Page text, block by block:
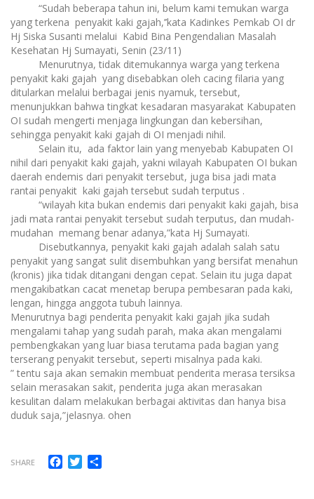
“Sudah beberapa tahun ini, belum kami temukan warga
yang terkena penyakit kaki gajah,’’kata Kadinkes Pemkab OI dr
Hj Siska Susanti melalui Kabid Bina Pengendalian Masalah
Kesehatan Hj Sumayati, Senin (23/11)
Menurutnya, tidak ditemukannya warga yang terkena
penyakit kaki gajah yang disebabkan oleh cacing filaria yang
ditularkan melalui berbagai jenis nyamuk, tersebut,
menunjukkan bahwa tingkat kesadaran masyarakat Kabupaten
OI sudah mengerti menjaga lingkungan dan kebersihan,
sehingga penyakit kaki gajah di OI menjadi nihil.
Selain itu, ada faktor lain yang menyebab Kabupaten OI
nihil dari penyakit kaki gajah, yakni wilayah Kabupaten OI bukan
daerah endemis dari penyakit tersebut, juga bisa jadi mata
rantai penyakit kaki gajah tersebut sudah terputus .
“wilayah kita bukan endemis dari penyakit kaki gajah, bisa
jadi mata rantai penyakit tersebut sudah terputus, dan mudah-
mudahan memang benar adanya,”kata Hj Sumayati.
Disebutkannya, penyakit kaki gajah adalah salah satu
penyakit yang sangat sulit disembuhkan yang bersifat menahun
(kronis) jika tidak ditangani dengan cepat. Selain itu juga dapat
mengakibatkan cacat menetap berupa pembesaran pada kaki,
lengan, hingga anggota tubuh lainnya.
Menurutnya bagi penderita penyakit kaki gajah jika sudah
mengalami tahap yang sudah parah, maka akan mengalami
pembengkakan yang luar biasa terutama pada bagian yang
terserang penyakit tersebut, seperti misalnya pada kaki.
” tentu saja akan semakin membuat penderita merasa tersiksa
selain merasakan sakit, penderita juga akan merasakan
kesulitan dalam melakukan berbagai aktivitas dan hanya bisa
duduk saja,”jelasnya. ohen
SHARE Facebook
Twitter